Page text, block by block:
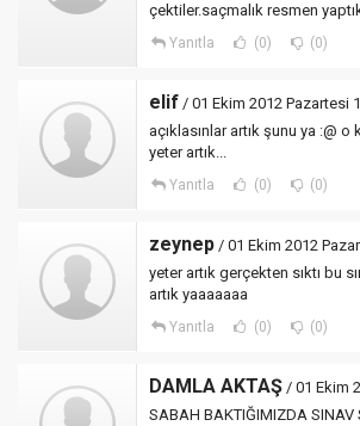
çektiler.saçmalık resmen
Yanıtla (0) (0)
elif / 01 Ekim 2012 Pazartesi
açıklasınlar artık şunu ya :@
yeter artık...
Yanıtla (0) (0)
zeynep / 01 Ekim 2012
yeter artık gerçekten sıktı bu
artık yaaaaaaa
Yanıtla (0) (0)
DAMLA AKTAŞ / 01 Ekim
SABAH BAKTIĞIMIZDA SINAV